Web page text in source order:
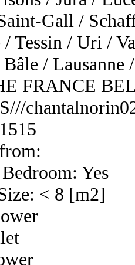
Gall /
Tessin / Uri /
Bâle /
FRANCE
Yes
< 8 [m2]